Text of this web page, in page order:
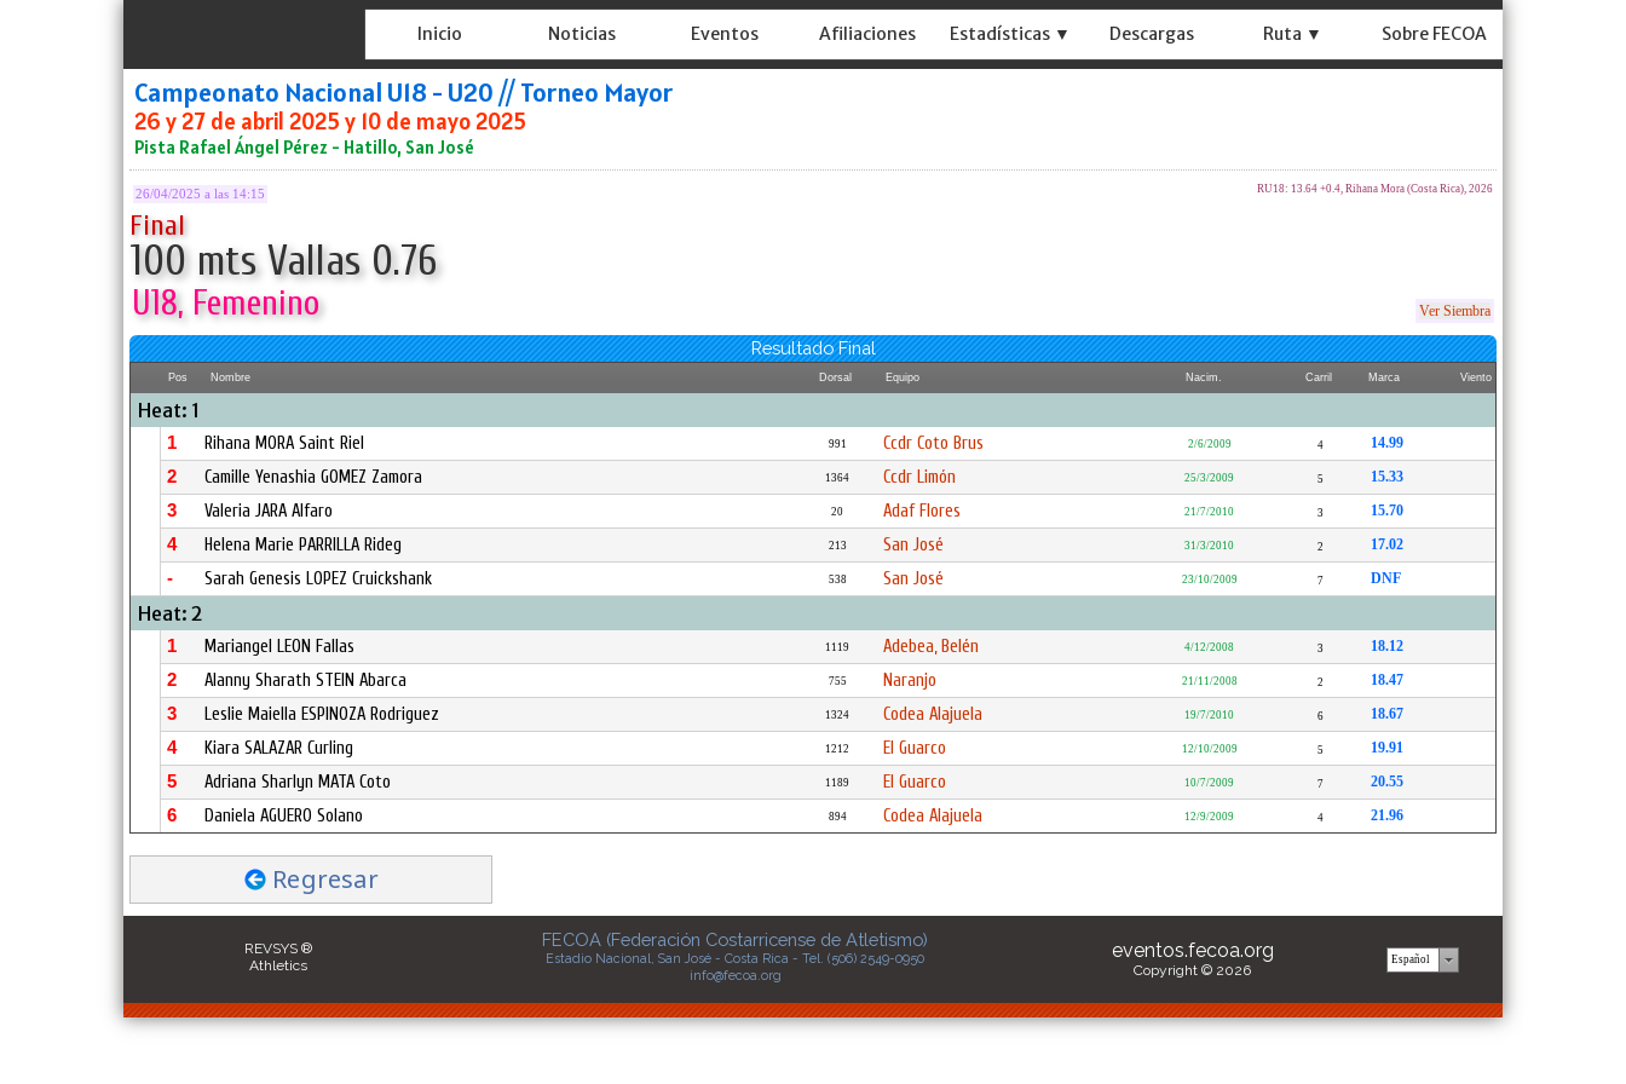
Inicio Noticias Eventos Afiliaciones Estadísticas ▼ Descargas Ruta ▼ Sobre FECOA
Campeonato Nacional U18 - U20 // Torneo Mayor
26 y 27 de abril 2025 y 10 de mayo 2025
Pista Rafael Ángel Pérez - Hatillo, San José
26/04/2025 a las 14:15 RU18: 13.64 +0.4, Rihana Mora (Costa Rica), 2026
Final
100 mts Vallas 0.76
U18, Femenino Ver Siembra
Resultado Final
Pos Nombre Dorsal Equipo Nacim. Carril Marca Viento
Heat: 1
1 Rihana MORA Saint Riel 991 Ccdr Coto Brus 2/6/2009 4 14.99
2 Camille Yenashia GOMEZ Zamora 1364 Ccdr Limón 25/3/2009 5 15.33
3 Valeria JARA Alfaro 20 Adaf Flores 21/7/2010 3 15.70
4 Helena Marie PARRILLA Rideg 213 San José 31/3/2010 2 17.02
- Sarah Genesis LOPEZ Cruickshank 538 San José 23/10/2009 7 DNF
Heat: 2
1 Mariangel LEON Fallas 1119 Adebea, Belén 4/12/2008 3 18.12
2 Alanny Sharath STEIN Abarca 755 Naranjo 21/11/2008 2 18.47
3 Leslie Maiella ESPINOZA Rodriguez 1324 Codea Alajuela 19/7/2010 6 18.67
4 Kiara SALAZAR Curling 1212 El Guarco 12/10/2009 5 19.91
5 Adriana Sharlyn MATA Coto 1189 El Guarco 10/7/2009 7 20.55
6 Daniela AGUERO Solano 894 Codea Alajuela 12/9/2009 4 21.96
Regresar
REVSYS ®
Athletics
FECOA (Federación Costarricense de Atletismo)
Estadio Nacional, San José - Costa Rica - Tel. (506) 2549-0950
info@fecoa.org
eventos.fecoa.org
Copyright © 2026